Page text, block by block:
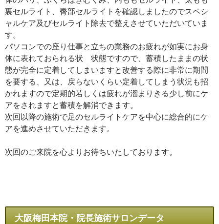
裏セルライト、臀部セルライトを確認しましたのでスペシ
ャルケア及びセルライト除去で整えさせていただいていま
す。
パソコンでの座り仕事と立ちの業務のお疲れが如実にお身
体に表れておられる状 状態ですので、蓄積したままの状
態が完全に定着してしまいますと改善する際に非常に期間
を要する、又は、戻らないくらい定着してしまう状況も招
かれますので定期的若しくは疲れが溜まりきる少し前にケ
アをされますと蓄積を解消できます。
次回以降の施術で足のセルライトケアを中心に総合的にケ
アを進めさせていただきます。
次回のご来院を心よりお待ちいたしております。
大阪梅田本院・院長施術サロンデータ